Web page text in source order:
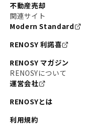
不動産売却
関連サイト
Modern Standard
RENOSY 利諾喜
RENOSY マガジン
RENOSYについて
運営会社
RENOSYとは
利用規約